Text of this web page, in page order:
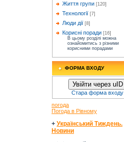
Життя групи [120]
Технології [7]
Люди дії [8]
Корисні поради [16]
В цьому розділі можна
ознайомитись з різними
корисними порадами
ФОРМА ВХОДУ
Увійти через uID
Стара форма входу
погода
Погода в Рівному
+ Український Тиждень.
Новини